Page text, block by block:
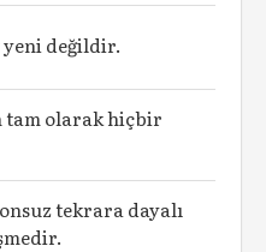
değildir.
tam olarak hiçbir
tekrara dayalı